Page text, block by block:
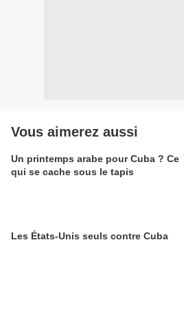
Vous aimerez aussi
Un printemps arabe pour Cuba ? Ce
qui se cache sous le tapis
Les États-Unis seuls contre Cuba